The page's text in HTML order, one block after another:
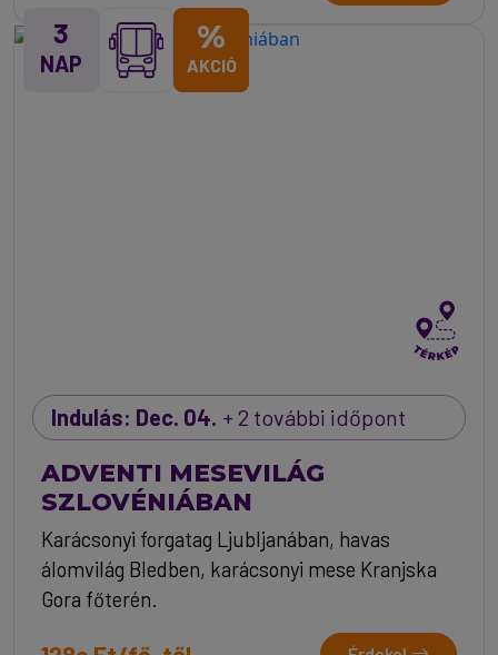
3
NAP
%
AKCIÓ
Indulás: Dec. 04. + 2 további időpont
ADVENTI MESEVILÁG
SZLOVÉNIÁBAN
Karácsonyi forgatag Ljubljanában, havas
álomvilág Bledben, karácsonyi mese Kranjska
Gora főterén.